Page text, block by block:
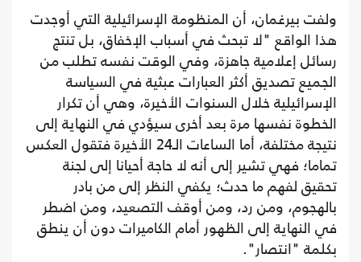
ولفت بيرغمان، أن المنظومة الإسرائيلية التي أوجدت
هذا الواقع "لا تبحث في أسباب الإخفاق، بل تنتج
رسائل إعلامية جاهزة، وفي الوقت نفسه تطلب من
الجميع تصديق أكثر العبارات عبثية في السياسة
الإسرائيلية خلال السنوات الأخيرة، وهي أن تكرار
الخطوة نفسها مرة بعد أخرى سيؤدي في النهاية إلى
نتيجة مختلفة، أما الساعات الـ24 الأخيرة فتقول العكس
تماما؛ فهي تشير إلى أنه لا حاجة أحيانا إلى لجنة
تحقيق لفهم ما حدث؛ يكفي النظر إلى من بادر
بالهجوم، ومن رد، ومن أوقف التصعيد، ومن اضطر
في النهاية إلى الظهور أمام الكاميرات دون أن ينطق
بكلمة "انتصار".